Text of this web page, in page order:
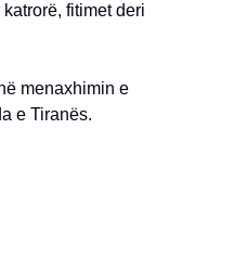
fitimet deri
menaxhimin e
e Tiranës.